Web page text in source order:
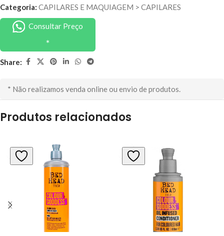
Categoria: CAPILARES E MAQUIAGEM > CAPILARES
Consultar Preço
Share:
* Não realizamos venda online ou envio de produtos.
Produtos relacionados